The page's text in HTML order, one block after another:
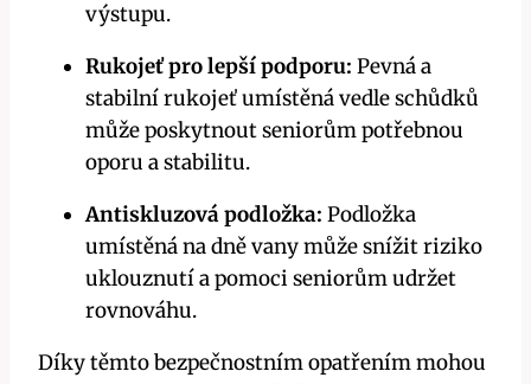
výstupu.
Rukojeť pro lepší podporu: Pevná a
stabilní rukojeť umístěná vedle schůdků
může poskytnout seniorům potřebnou
oporu a stabilitu.
Antiskluzová podložka: Podložka
umístěná na dně vany může snížit riziko
uklouznutí a pomoci seniorům udržet
rovnováhu.
Díky těmto bezpečnostním opatřením mohou